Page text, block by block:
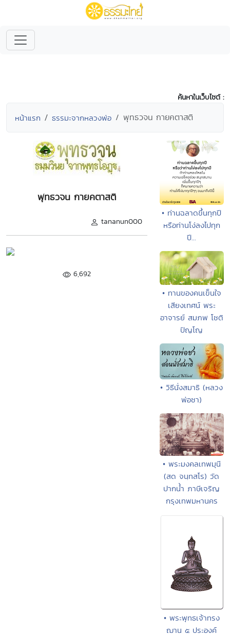
ค้นหาในเว็บไซต์ :
หน้าแรก ธรรมะจากหลวงพ่อ พุทธวจน กายคตาสติ
พุทธวจน กายคตาสติ
tananun000
6,692
• ท่านฉลาดขึ้นทุกปี
หรือท่านโง่ลงไปทุก
ปี...
• ทานของคนเข็นใจ
เสียงเทศน์ พระ
อาจารย์ สมภพ โชติ
ปัญโญ
• วิธีนั่งสมาธิ (หลวง
พ่อชา)
• พระมงคลเทพมุนี
(สด จนฺทสโร) วัด
ปากน้ำ ภาษีเจริญ
กรุงเทพมหานคร
• พระพุทธเจ้าทรง
ฌาน ๕ ประองค์